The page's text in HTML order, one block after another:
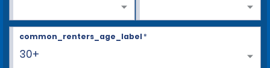
30+
common_renters_age_label*